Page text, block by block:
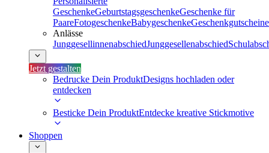
GeschenkeGeburtstagsgeschenkeGeschenke für
PaareFotogeschenkeBabygeschenkeGeschenkgutscheine
Anlässe
JunggesellinnenabschiedJunggesellenabschied
Jetzt gestalten
Bedrucke Dein ProduktDesigns hochladen oder
entdecken
Besticke Dein ProduktEntdecke kreative Stickmotive
Shoppen